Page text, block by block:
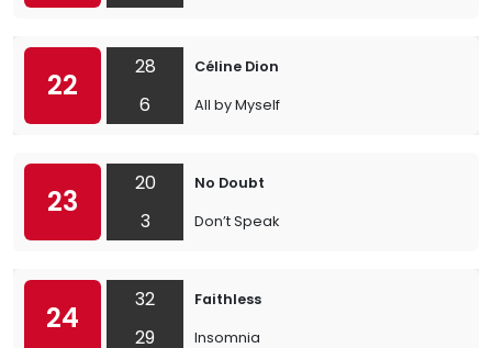
22
28
6
Céline Dion
All by Myself
23
20
3
No Doubt
Don’t Speak
24
32
29
Faithless
Insomnia